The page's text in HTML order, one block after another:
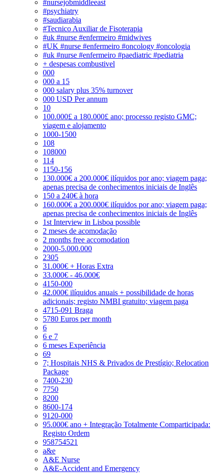
#nursejobmiddleeast
#psychiatry
#saudiarabia
#Tecnico Auxiliar de Fisoterapia
#uk #nurse #enfermeiro #midwives
#UK #nurse #enfermeiro #oncology #oncologia
#uk #nurse #enfermeiro #paediatric #pediatria
+ despesas combustivel
000
000 a 15
000 salary plus 35% turnover
000 USD Per annum
10
100.000£ a 180.000£ ano; processo registo GMC;
viagem e alojamento
1000-1500
108
108000
114
1150-156
130.000€ a 200.000€ ilíquidos por ano; viagem paga;
apenas precisa de conhecimentos iniciais de Inglês
150 a 240€ à hora
160.000€ a 200.000€ ilíquidos por ano; viagem paga;
apenas precisa de conhecimentos iniciais de Inglês
1st Interview in Lisboa possible
2 meses de acomodação
2 months free accomodation
2000-5.000.000
2305
31.000€ + Horas Extra
33.000€ - 46.000€
4150-000
42.000€ ilíquidos anuais + possibilidade de horas
adicionais; registo NMBI gratuito; viagem paga
4715-091 Braga
5780 Euros per month
6
6 e 7
6 meses Experiência
69
7; Hospitais NHS & Privados de Prestígio; Relocation
Package
7400-230
7750
8200
8600-174
9120-000
95.000€ ano + Integração Totalmente Comparticipada:
Registo Ordem
958754521
a&e
A&E Nurse
A&E-Accident and Emergency